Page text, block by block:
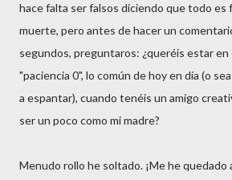
hace falta ser falsos diciendo que todo es
muerte, pero antes de hacer un
segundos, preguntaros: ¿queréis estar en
"paciencia 0", lo común de hoy en día (o
a espantar), cuando tenéis un amigo
ser un poco como mi madre?
Menudo rollo he soltado. ¡Me he quedado